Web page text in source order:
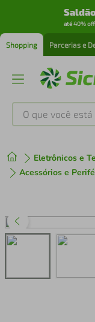
até 40% off
Shopping Parcerias e
O que você está
Eletrônicos e
Acessórios e
1º tenis
3º perfume